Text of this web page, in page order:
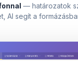
— határozatok
AI segít a